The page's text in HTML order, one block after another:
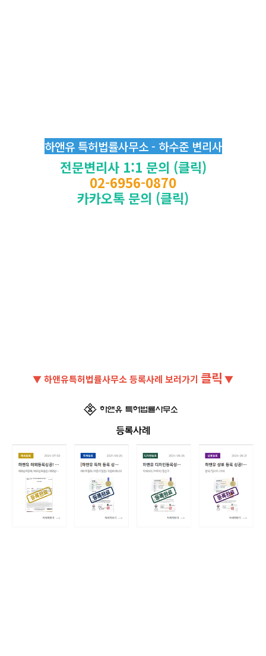
하앤유 특허법률사무소 - 하수준 변리사
전문변리사 1:1 문의 (클릭)
02-6956-0870
카카오톡 문의 (클릭)
▼ 하앤유특허법률사무소 등록사례 보러가기 클릭 ▼